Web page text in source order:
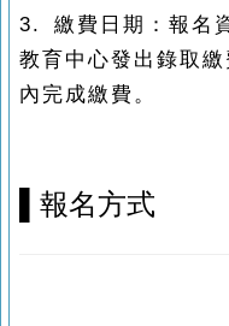
3. 繳費日期：報名
教育中心發出錄取
內完成繳費。
報名方式